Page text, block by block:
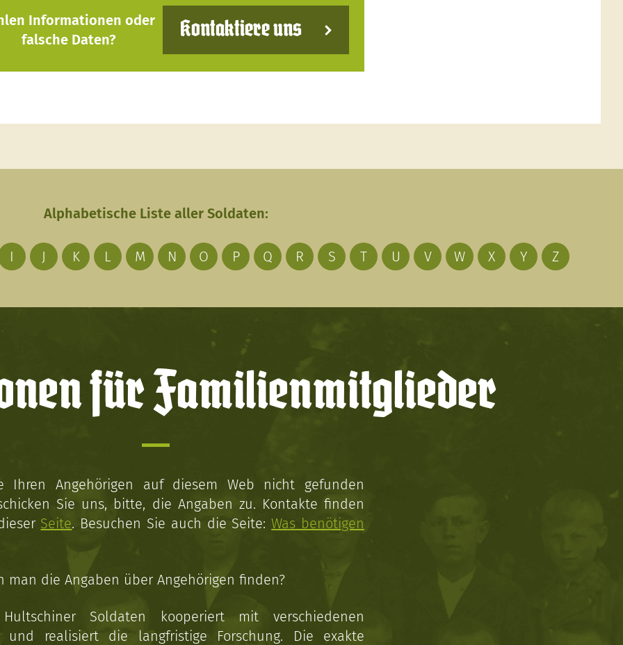
Informationen oder
falsche Daten?
Kontaktiere uns
Alphabetische Liste aller Soldaten:
I J K L M N O P Q R S T U V W X Y Z
für Familienmitglieder
Ihren Angehörigen auf diesem Web nicht gefunden
Sie uns, bitte, die Angaben zu. Kontakte finden
Seite. Besuchen Sie auch die Seite:Was benötigen
man die Angaben über Angehörigen finden?
Soldaten kooperiert mit verschiedenen
und realisiert die langfristige Forschung. Die exakte